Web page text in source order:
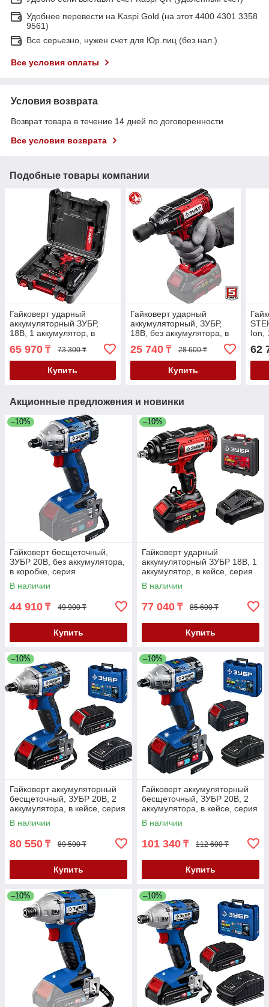
Удобнее перевести на Kaspi Gold (на этот 4400 4301 3358
9561)
Все серьезно, нужен счет для Юр.лиц (без нал.)
Все условия оплаты
Условия возврата
Возврат товара в течение 14 дней по договоренности
Все условия возврата
Подобные товары компании
Гайковерт ударный
аккумуляторный ЗУБР,
18В, 1 аккумулятор, в
кейсе, серия "Мастер"
(ГУЛ-255-41)
65 970 ₸ 73 300 ₸
Купить
Гайковерт ударный
аккумуляторный, ЗУБР,
18В, без аккумулятора, в
коробке, серия "Мастер"
(ГУЛ-255)
25 740₸ 28 600 ₸
Купить
Ion,
62
Акционные предложения и новинки
–10%
Гайковерт бесщеточный,
ЗУБР 20В, без аккумулятора,
в коробке, серия
"Профессионал" (GB-250)
В наличии
44 910 ₸ 49 900 ₸
Купить
–10%
Гайковерт ударный
аккумуляторный ЗУБР 18В, 1
аккумулятор, в кейсе, серия
"Мастер" (ГУЛ-410-41)
В наличии
77 040 ₸ 85 600 ₸
Купить
–10%
Гайковерт аккумуляторный
бесщеточный, ЗУБР 20В, 2
аккумулятора, в кейсе, серия
"Профессионал" (GB-250-22)
В наличии
80 550 ₸ 89 500 ₸
Купить
–10%
Гайковерт аккумуляторный
бесщеточный, ЗУБР 20В, 2
аккумулятора, в кейсе, серия
"Профессионал" (GB-250-42)
В наличии
101 340 ₸ 112 600 ₸
Купить
–10% –10%